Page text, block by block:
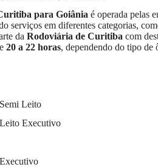
para Goiânia é operada pelas
serviços em diferentes categorias,
da Rodoviária de Curitiba com
20 a 22 horas, dependendo do tipo de
Leito
Executivo